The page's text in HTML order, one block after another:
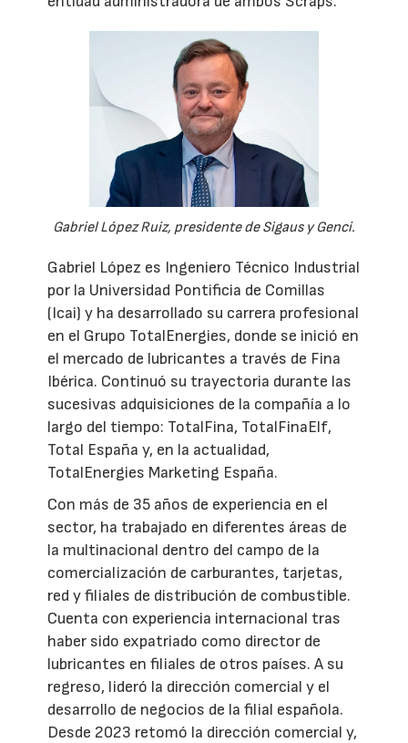
Gabriel López Ruiz, presidente de Sigaus y Genci.
Gabriel López es Ingeniero Técnico Industrial
por la Universidad Pontificia de Comillas
(Icai) y ha desarrollado su carrera profesional
en el Grupo TotalEnergies, donde se inició en
el mercado de lubricantes a través de Fina
Ibérica. Continuó su trayectoria durante las
sucesivas adquisiciones de la compañía a lo
largo del tiempo: TotalFina, TotalFinaElf,
Total España y, en la actualidad,
TotalEnergies Marketing España.
Con más de 35 años de experiencia en el
sector, ha trabajado en diferentes áreas de
la multinacional dentro del campo de la
comercialización de carburantes, tarjetas,
red y filiales de distribución de combustible.
Cuenta con experiencia internacional tras
haber sido expatriado como director de
lubricantes en filiales de otros países. A su
regreso, lideró la dirección comercial y el
desarrollo de negocios de la filial española.
Desde 2023 retomó la dirección comercial y,